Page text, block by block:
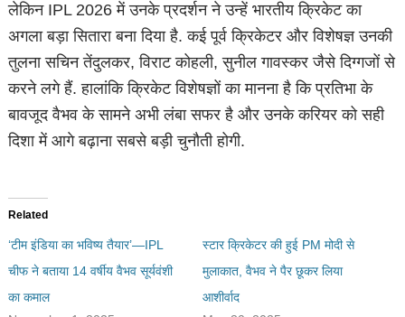
लेकिन IPL 2026 में उनके प्रदर्शन ने उन्हें भारतीय क्रिकेट का
अगला बड़ा सितारा बना दिया है. कई पूर्व क्रिकेटर और विशेषज्ञ उनकी
तुलना सच‍िन तेंदुलकर, व‍िराट कोहली, सुनील गावस्कर जैसे दिग्गजों से
करने लगे हैं. हालांकि क्रिकेट विशेषज्ञों का मानना है कि प्रतिभा के
बावजूद वैभव के सामने अभी लंबा सफर है और उनके करियर को सही
दिशा में आगे बढ़ाना सबसे बड़ी चुनौती होगी.
Related
‘टीम इंडिया का भविष्य तैयार’—IPL
चीफ ने बताया 14 वर्षीय वैभव सूर्यवंशी
का कमाल
स्टार क्रिकेटर की हुई PM मोदी से
मुलाकात, वैभव ने पैर छूकर ल‍िया
आशीर्वाद